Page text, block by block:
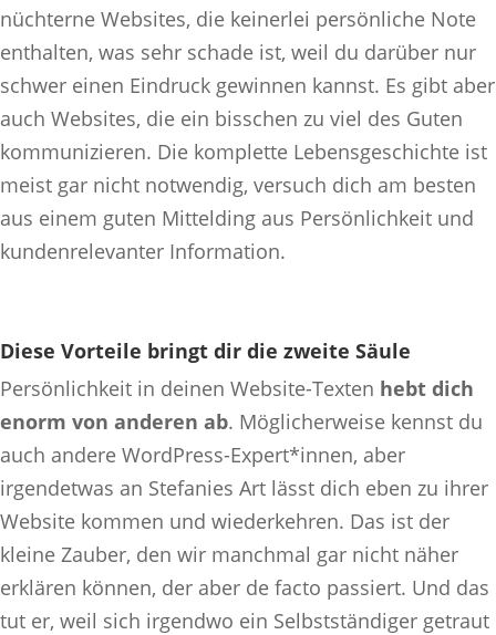
nüchterne Websites, die keinerlei persönliche Note
enthalten, was sehr schade ist, weil du darüber nur
schwer einen Eindruck gewinnen kannst. Es gibt aber
auch Websites, die ein bisschen zu viel des Guten
kommunizieren. Die komplette Lebensgeschichte ist
meist gar nicht notwendig, versuch dich am besten
aus einem guten Mittelding aus Persönlichkeit und
kundenrelevanter Information.
Diese Vorteile bringt dir die zweite Säule
Persönlichkeit in deinen Website-Texten hebt dich
enorm von anderen ab. Möglicherweise kennst du
auch andere WordPress-Expert*innen, aber
irgendetwas an Stefanies Art lässt dich eben zu ihrer
Website kommen und wiederkehren. Das ist der
kleine Zauber, den wir manchmal gar nicht näher
erklären können, der aber de facto passiert. Und das
tut er, weil sich irgendwo ein Selbstständiger getraut